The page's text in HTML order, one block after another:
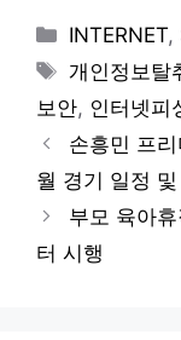
Categories
INTERNET,
Tags
개인정보탈
보안, 인터넷피
손흥민 프
월 경기 일정 및
부모 육아
터 시행